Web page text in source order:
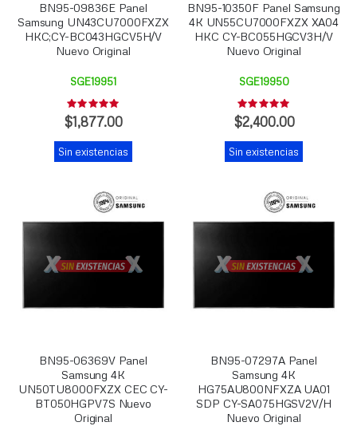
BN95-09836E Panel
Samsung UN43CU7000FXZX
HKC;CY-BC043HGCV5H/V
Nuevo Original
SGE19951
Rating:
0%
$1,877.00
Sin existencias
BN95-10350F Panel Samsung
4K UN55CU7000FXZX XA04
HKC CY-BC055HGCV3H/V
Nuevo Original
SGE19950
Rating:
0%
$2,400.00
Sin existencias
BN95-06369V Panel
Samsung 4K
UN50TU8000FXZX CEC CY-
BT050HGPV7S Nuevo
Original
BN95-07297A Panel
Samsung 4K
HG75AU800NFXZA UA01
SDP CY-SA075HGSV2V/H
Nuevo Original